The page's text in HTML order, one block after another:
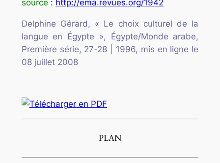
source : http://ema.revues.org/1942
Delphine Gérard, « Le choix culturel de la
langue en Égypte », Égypte/Monde arabe,
Première série, 27-28 | 1996, mis en ligne le
08 juillet 2008
PLAN